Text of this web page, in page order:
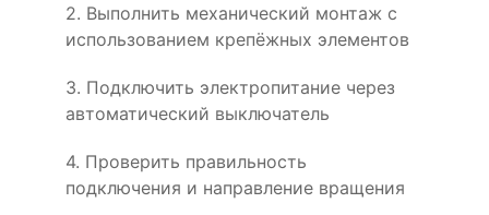
2. Выполнить механический монтаж с
использованием крепёжных элементов
3. Подключить электропитание через
автоматический выключатель
4. Проверить правильность
подключения и направление вращения